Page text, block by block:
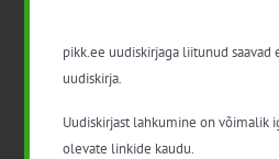
Ammendatud turbaalad
Virtuaaltara: unistusest
pikk.ee uudiskirjaga liitunud saavad
uudiskirja.
Uudiskirjast lahkumine on võimalik
olevate linkide kaudu.